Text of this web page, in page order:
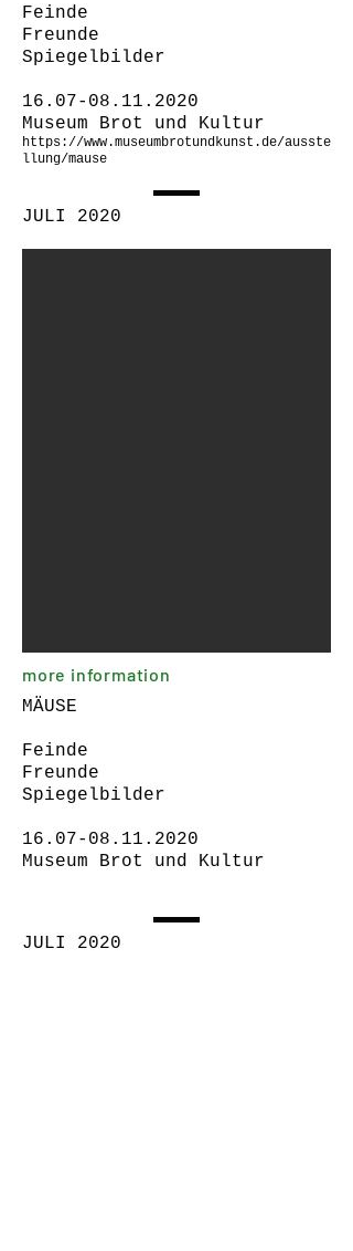
Feinde
Freunde
Spiegelbilder
16.07-08.11.2020
Museum Brot und Kultur
https://www.museumbrotundkunst.de/ausste
llung/mause
JULI 2020
more information
MÄUSE
Feinde
Freunde
Spiegelbilder
16.07-08.11.2020
Museum Brot und Kultur
JULI 2020